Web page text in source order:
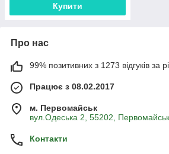
Купити
Про нас
99% позитивних з 1273 відгуків за
Працює з 08.02.2017
м. Первомайськ
вул.Одеська 2, 55202,
Контакти